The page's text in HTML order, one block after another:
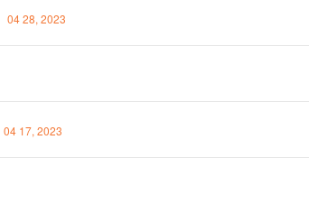
04 28, 2023
04 17, 2023